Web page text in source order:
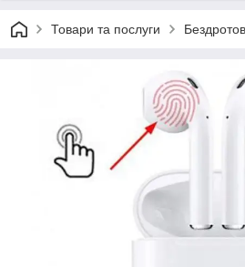
Товари та послуги